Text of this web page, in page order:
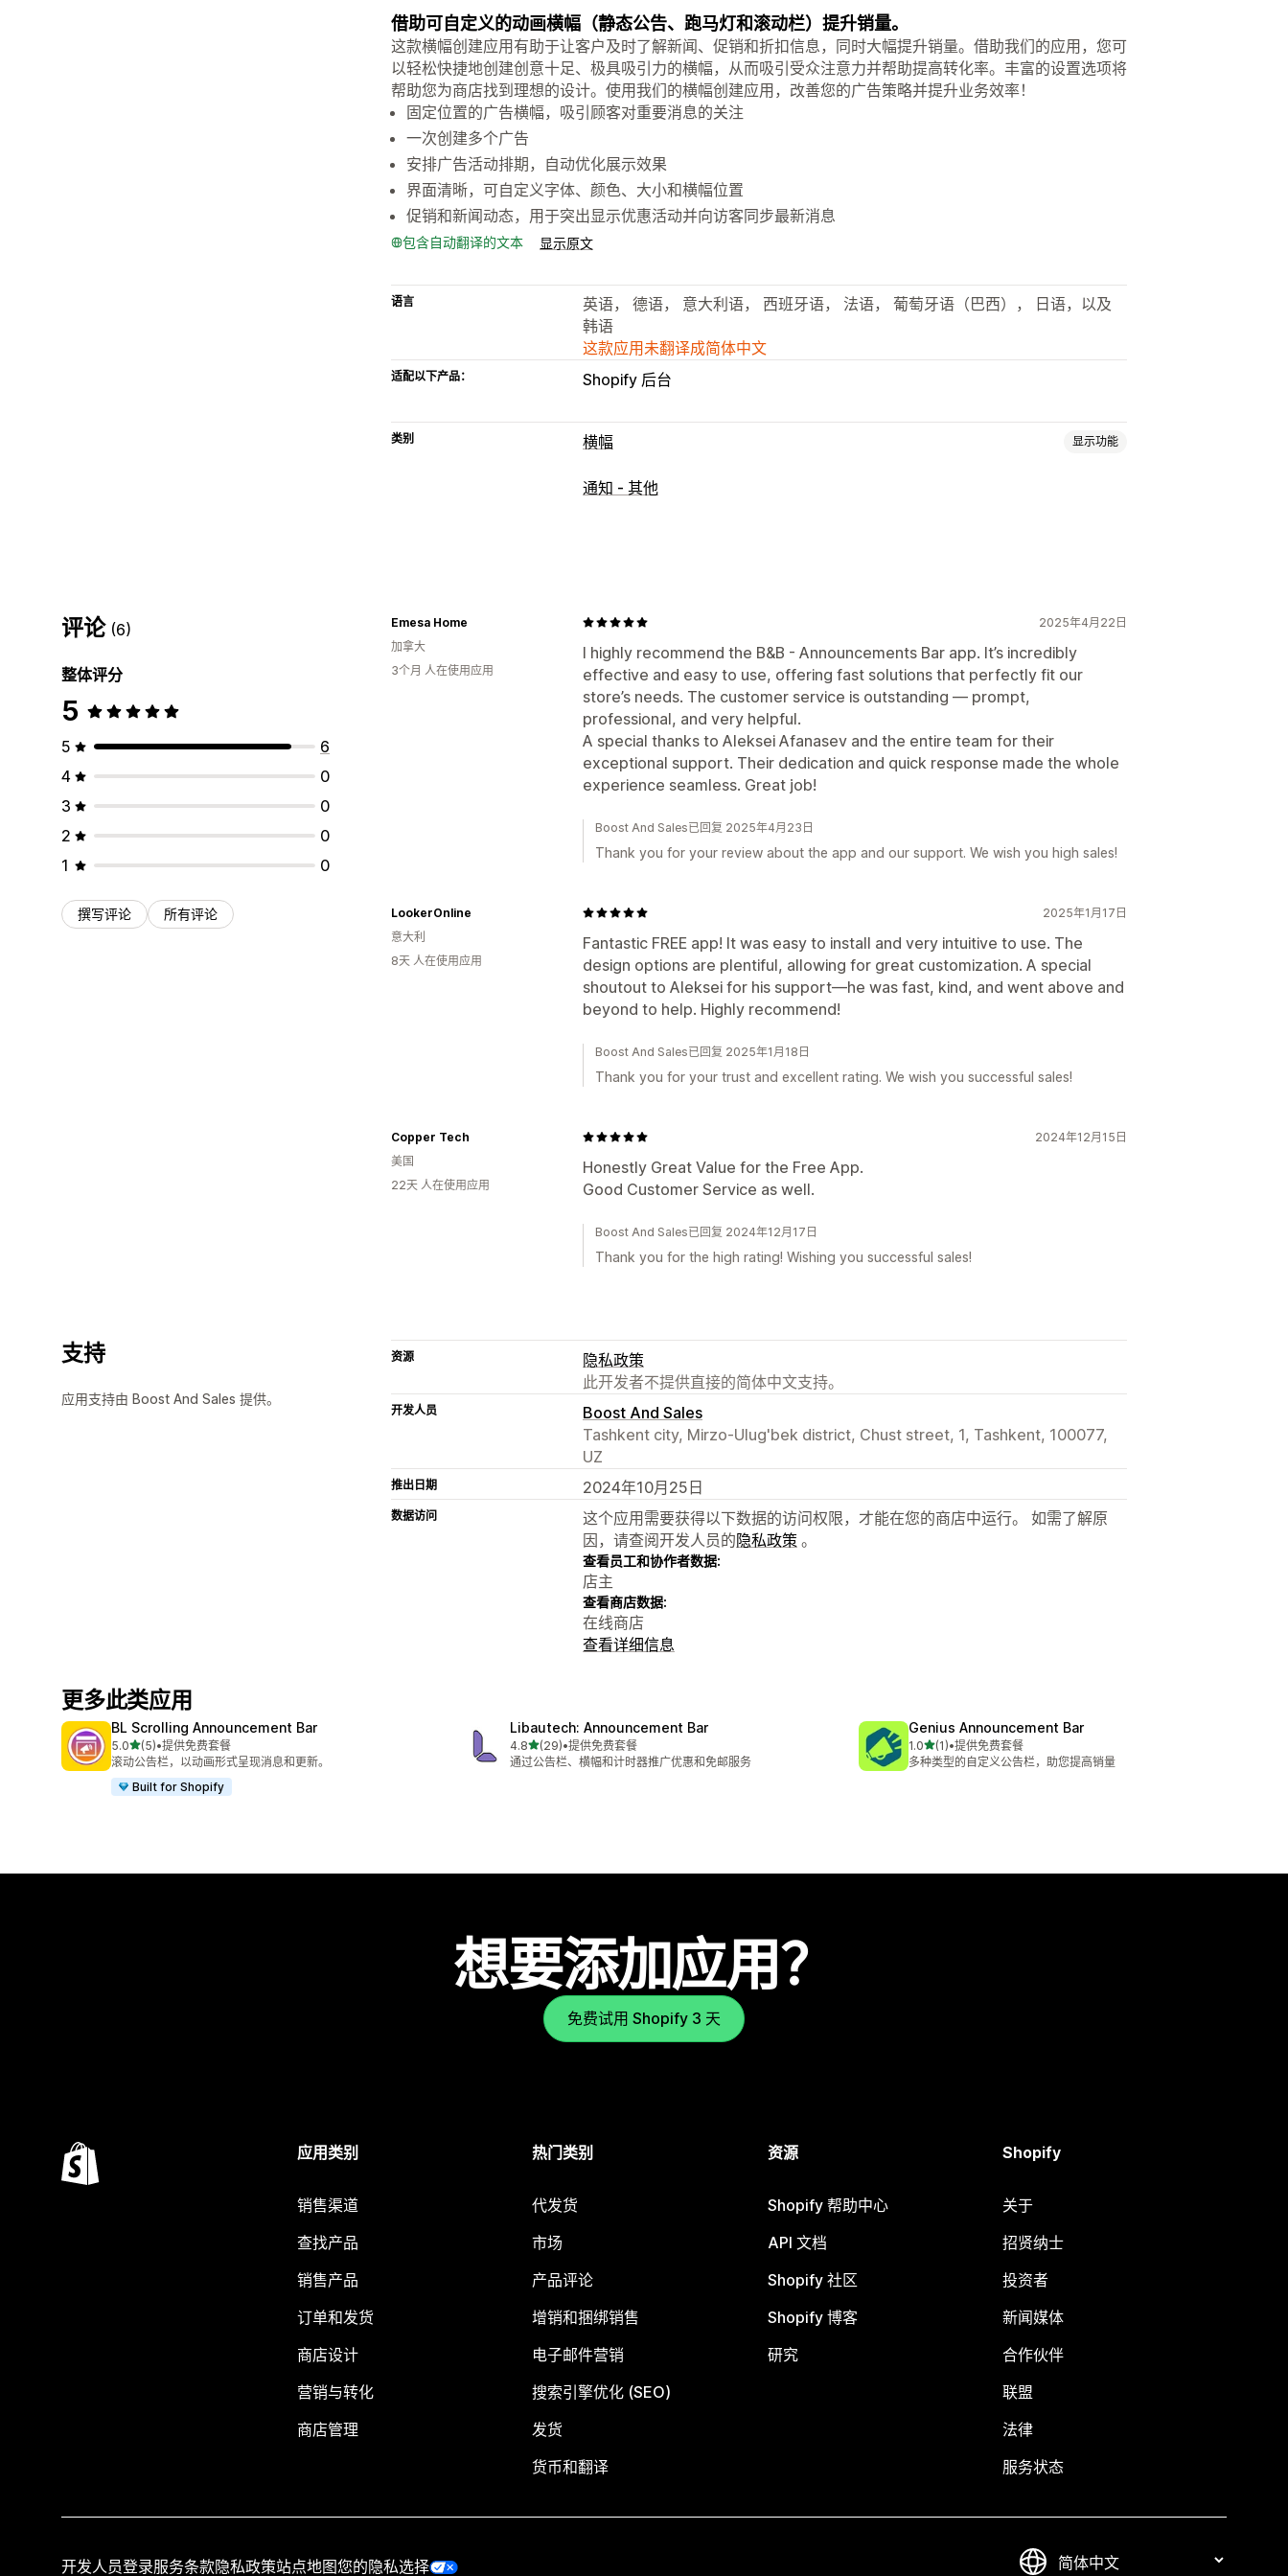
借助可自定义的动画横幅（静态公告、跑马灯和滚动栏）提升销量。
这款横幅创建应用有助于让客户及时了解新闻、促销和折扣信息，同时大幅提升销量。借助我们的应用，您可
以轻松快捷地创建创意十足、极具吸引力的横幅，从而吸引受众注意力并帮助提高转化率。丰富的设置选项将
帮助您为商店找到理想的设计。使用我们的横幅创建应用，改善您的广告策略并提升业务效率！
固定位置的广告横幅，吸引顾客对重要消息的关注
一次创建多个广告
安排广告活动排期，自动优化展示效果
界面清晰，可自定义字体、颜色、大小和横幅位置
促销和新闻动态，用于突出显示优惠活动并向访客同步最新消息
包含自动翻译的文本 显示原文
语言
英语， 德语， 意大利语， 西班牙语， 法语， 葡萄牙语（巴西）， 日语，以及
韩语
这款应用未翻译成简体中文
适配以下产品： Shopify 后台
类别 横幅 显示功能
横幅类型
分析和报告
流量报告
通知 - 其他
评论 (6)
整体评分
5
5
6
4
0
3
0
2
0
1
0
撰写评论 所有评论
2025年4月22日
I highly recommend the B&B - Announcements Bar app. It’s incredibly
effective and easy to use, offering fast solutions that perfectly fit our
store’s needs. The customer service is outstanding — prompt,
professional, and very helpful.
A special thanks to Aleksei Afanasev and the entire team for their
exceptional support. Their dedication and quick response made the whole
experience seamless. Great job!
Emesa Home
加拿大
3个月 人在使用应用
Boost And Sales已回复 2025年4月23日
Thank you for your review about the app and our support. We wish you high sales!
2025年1月17日
Fantastic FREE app! It was easy to install and very intuitive to use. The
design options are plentiful, allowing for great customization. A special
shoutout to Aleksei for his support—he was fast, kind, and went above and
beyond to help. Highly recommend!
LookerOnline
意大利
8天 人在使用应用
Boost And Sales已回复 2025年1月18日
Thank you for your trust and excellent rating. We wish you successful sales!
2024年12月15日
Honestly Great Value for the Free App.
Good Customer Service as well.
Copper Tech
美国
22天 人在使用应用
Boost And Sales已回复 2024年12月17日
Thank you for the high rating! Wishing you successful sales!
支持
应用支持由 Boost And Sales 提供。
资源
隐私政策
此开发者不提供直接的简体中文支持。
开发人员
Boost And Sales
Tashkent city, Mirzo-Ulug'bek district, Chust street, 1, Tashkent, 100077,
UZ
推出日期 2024年10月25日
数据访问
这个应用需要获得以下数据的访问权限，才能在您的商店中运行。 如需了解原
因，请查阅开发人员的隐私政策 。
查看员工和协作者数据:
店主
查看商店数据:
在线商店
查看详细信息
更多此类应用
BL Scrolling Announcement Bar
5.0星（满分 5 星）
(5)
总共 5 条评论
•提供免费套餐
滚动公告栏，以动画形式呈现消息和更新。
Built for Shopify
Libautech: Announcement Bar
4.8星（满分 5 星）
(29)
总共 29 条评论
•提供免费套餐
通过公告栏、横幅和计时器推广优惠和免邮服务
Genius Announcement Bar
1.0星（满分 5 星）
(1)
总共 1 条评论
•提供免费套餐
多种类型的自定义公告栏，助您提高销量
想要添加应用？
免费试用 Shopify 3 天
应用类别
销售渠道
查找产品
销售产品
订单和发货
商店设计
营销与转化
商店管理
热门类别
代发货
市场
产品评论
增销和捆绑销售
电子邮件营销
搜索引擎优化 (SEO)
发货
货币和翻译
资源
Shopify 帮助中心
API 文档
Shopify 社区
Shopify 博客
研究
Shopify
关于
招贤纳士
投资者
新闻媒体
合作伙伴
联盟
法律
服务状态
开发人员登录服务条款隐私政策站点地图您的隐私选择